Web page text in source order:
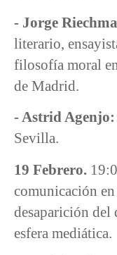
- Jorge
literario,
filosofía moral
de Madrid.
- Astrid Agenjo:
Sevilla.
19 Febrero.
comunicación
desaparición del
esfera mediática.